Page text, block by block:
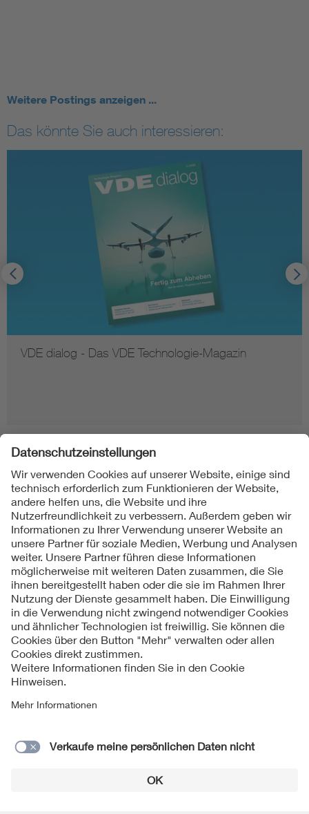
Weitere Postings anzeigen ...
Das könnte Sie auch interessieren:
VDE dialog - Das VDE Technologie-Magazin
Folgen Sie uns
Kontakte
Service
Impressum
Datenschutzinformationen
Barrierefreiheit